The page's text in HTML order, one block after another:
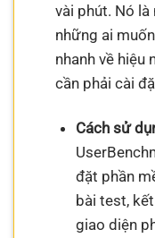
vài phút. Nó
những ai
nhanh về hiệu
cần phải cài
Cách sử
đặt phần
bài test,
giao diện